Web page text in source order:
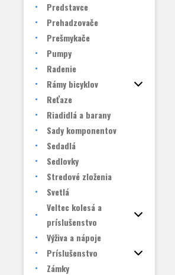
Predstavce
Prehadzovače
Prešmykače
Pumpy
Radenie
Rámy bicyklov
Reťaze
Riadidlá a barany
Sady komponentov
Sedadlá
Sedlovky
Stredové zloženia
Svetlá
Veltec kolesá a
príslušenstvo
Výživa a nápoje
Príslušenstvo
Zámky